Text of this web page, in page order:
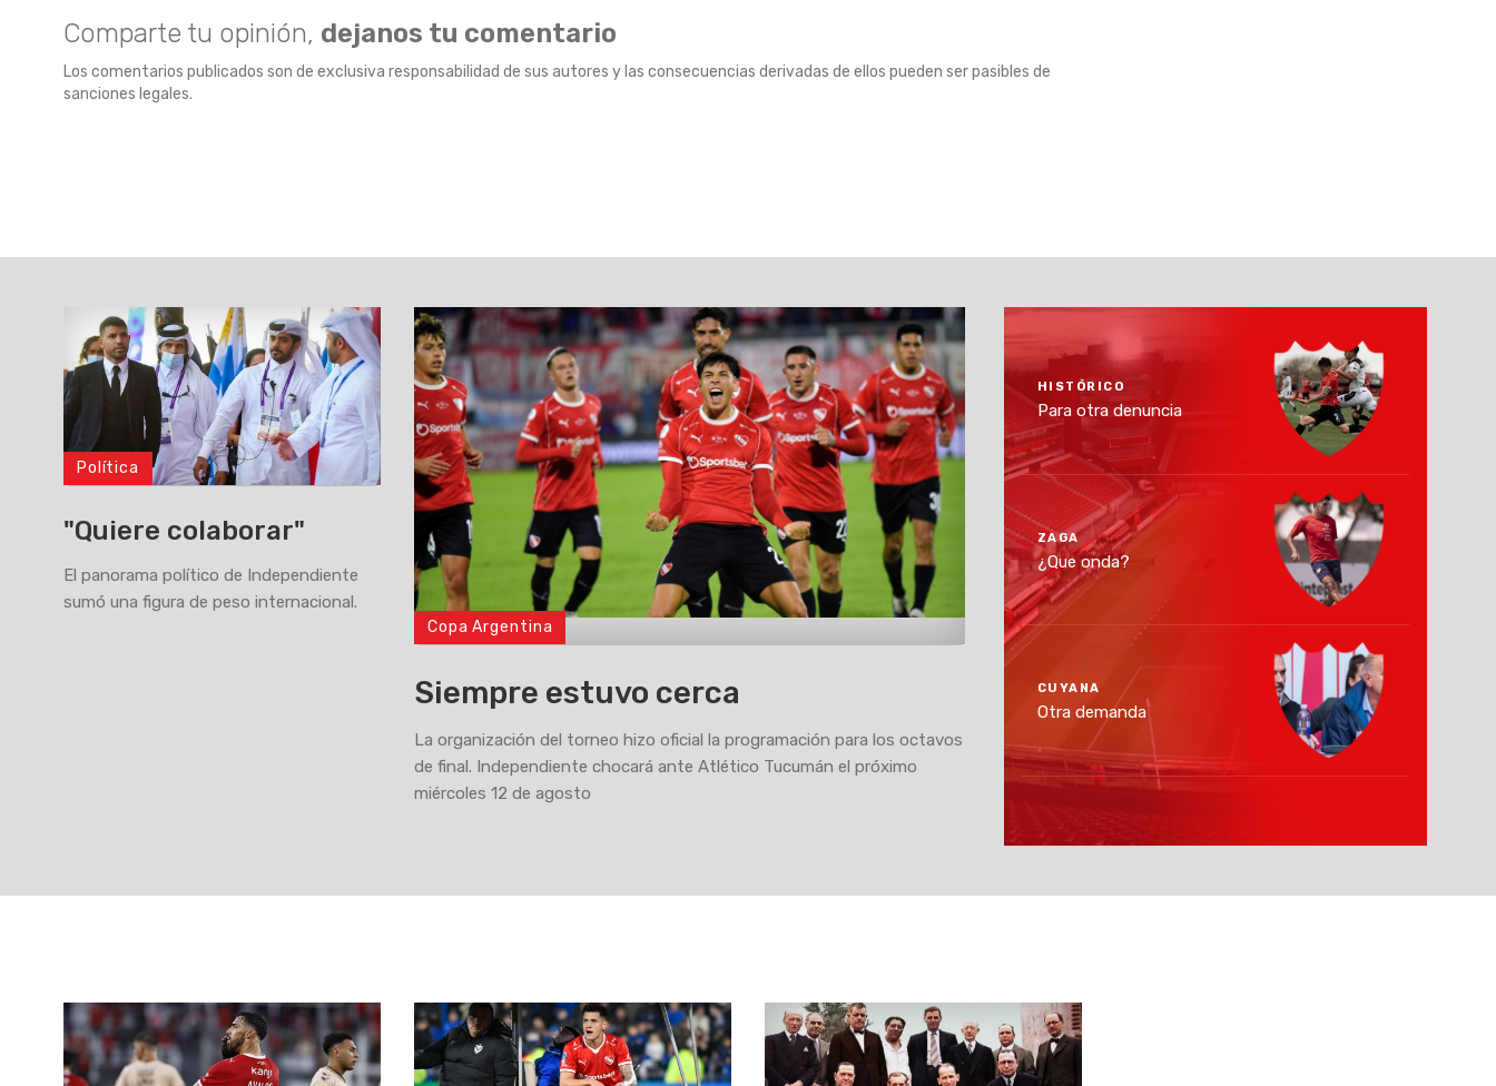
Comparte tu opinión, dejanos tu comentario
Los comentarios publicados son de exclusiva responsabilidad de sus autores y las consecuencias derivadas de ellos pueden ser pasibles de
sanciones legales.
Política
"Quiere colaborar"
El panorama político de Independiente
sumó una figura de peso internacional.
Copa Argentina
Siempre estuvo cerca
La organización del torneo hizo oficial la programación para los octavos
de final. Independiente chocará ante Atlético Tucumán el próximo
miércoles 12 de agosto
HISTÓRICO
Para otra denuncia
ZAGA
¿Que onda?
CUYANA
Otra demanda